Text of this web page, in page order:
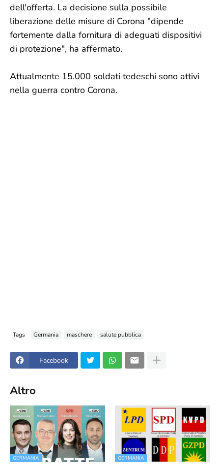
dell'offerta. La decisione sulla possibile
liberazione delle misure di Corona "dipende
fortemente dalla fornitura di adeguati dispositivi
di protezione", ha affermato.
Attualmente 15.000 soldati tedeschi sono attivi
nella guerra contro Corona.
Tags Germania maschere salute pubblica
Facebook
Altro
GERMANIA GERMANIA